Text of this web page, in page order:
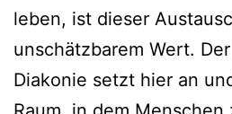
leben, ist dieser
unschätzbarem Wert.
Diakonie setzt hier an